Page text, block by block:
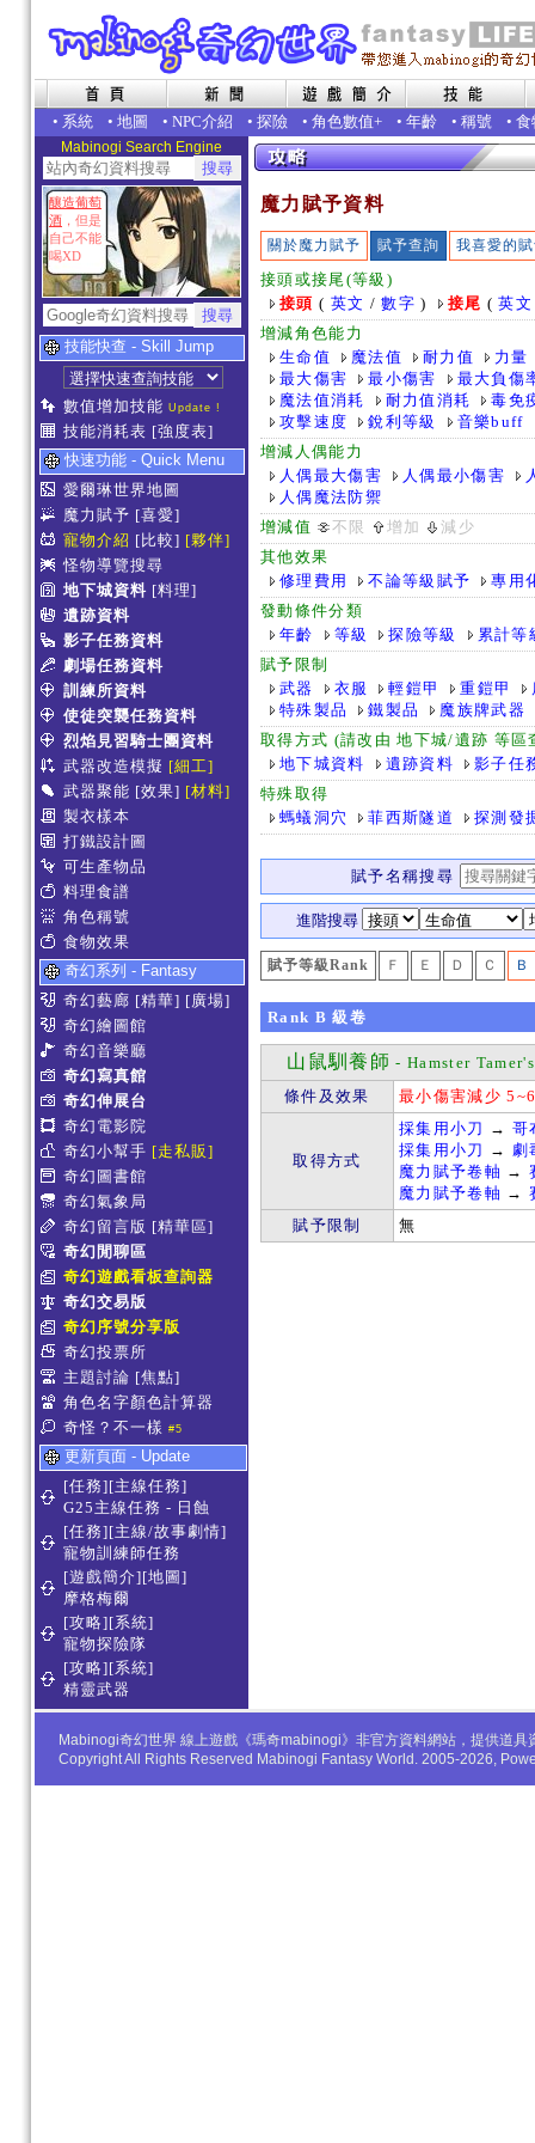
• 系統 • 地圖 • NPC介紹 • 探險 • 角色數值+ • 年齡 • 稱號 • 食
Mabinogi Search Engine
釀造葡萄
酒 ，但是
自己不能
喝XD
技能快查 - Skill Jump
數值增加技能 Update !
技能消耗表 [強度表]
快速功能 - Quick Menu
愛爾琳世界地圖
魔力賦予 [喜愛]
寵物介紹 [比較] [夥伴]
怪物導覽搜尋
地下城資料 [料理]
遺跡資料
影子任務資料
劇場任務資料
訓練所資料
使徒突襲任務資料
烈焰見習騎士團資料
武器改造模擬 [細工]
武器聚能 [效果] [材料]
製衣樣本
打鐵設計圖
可生產物品
料理食譜
角色稱號
食物效果
奇幻系列 - Fantasy
奇幻藝廊 [精華] [廣場]
奇幻繪圖館
奇幻音樂廳
奇幻寫真館
奇幻伸展台
奇幻電影院
奇幻小幫手 [走私販]
奇幻圖書館
奇幻氣象局
奇幻留言版 [精華區]
奇幻閒聊區
奇幻遊戲看板查詢器
奇幻交易版
奇幻序號分享版
奇幻投票所
主題討論 [焦點]
角色名字顏色計算器
奇怪？不一樣 #5
更新頁面 - Update
[任務][主線任務]
G25主線任務 - 日蝕
[任務][主線/故事劇情]
寵物訓練師任務
[遊戲簡介][地圖]
摩格梅爾
[攻略][系統]
寵物探險隊
[攻略][系統]
精靈武器
魔力賦予資料
關於魔力賦予 賦予查詢 我喜愛的
接頭或接尾(等級)
接頭 ( 英文 /數字 ) 接尾 (英文
增減角色能力
生命值
魔法值 耐力值
力量
最大傷害
最小傷害
最大負傷
魔法值消耗
耐力值消耗
毒免
攻擊速度
銳利等級
音樂buff
增減人偶能力
人偶最大傷害
人偶最小傷害
人偶魔法防禦
增減值
不限 增加
減少
其他效果
修理費用
不論等級賦予
專用
發動條件分類
年齡
等級 探險等級
累計等
賦予限制
武器
衣服 輕鎧甲 重鎧甲
特殊製品
鐵製品
魔族牌武器
取得方式 (請改由 地下城/遺跡 等區
地下城資料
遺跡資料
影子任
特殊取得
螞蟻洞穴
菲西斯隧道 探測發
賦予名稱搜尋
進階搜尋
賦予等級Rank Ｆ Ｅ Ｄ Ｃ Ｂ
Rank B 級卷
山鼠馴養師 - Hamster Tamer's
條件及效果
最小傷害減少
取得方式
採集用小刀 → 哥
採集用小刀 → 劇
魔力賦予卷軸 →
魔力賦予卷軸 →
賦予限制
無
Mabinogi奇幻世界 線上遊戲《瑪奇mabinogi》非官方資料網站，提供道
Copyright All Rights Reserved Mabinogi Fantasy World. 2005-2026,